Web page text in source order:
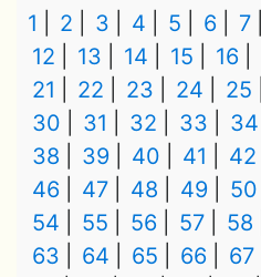
1 2 3 4 5 6 7
12
13 14 15 16
21
22 23 24 25
30
31 32 33 34
38
39 40 41 42
46
47 48 49 50
54
55 56 57 58
63
64 65 66 67